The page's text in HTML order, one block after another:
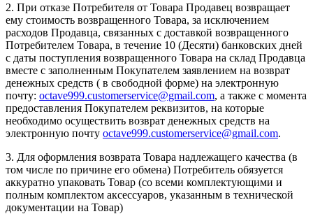
2. При отказе Потребителя от Товара Продавец возвращает
ему стоимость возвращенного Товара, за исключением
расходов Продавца, связанных с доставкой возвращенного
Потребителем Товара, в течение 10 (Десяти) банковских дней
с даты поступления возвращенного Товара на склад Продавца
вместе с заполненным Покупателем заявлением на возврат
денежных средств ( в свободной форме) на электронную
почту: octave999.customerservice@gmail.com, а также с момента
предоставления Покупателем реквизитов, на которые
необходимо осуществить возврат денежных средств на
электронную почту octave999.customerservice@gmail.com.
3. Для оформления возврата Товара надлежащего качества (в
том числе по причине его обмена) Потребитель обязуется
аккуратно упаковать Товар (со всеми комплектующими и
полным комплектом аксессуаров, указанным в технической
документации на Товар)